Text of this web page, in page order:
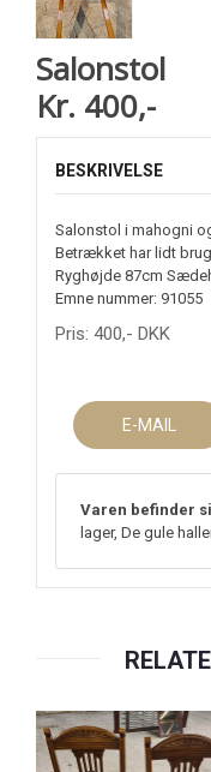
Salonstol
Kr. 400,-
BESKRIVELSE
Salonstol i mahogni
Betrækket har lidt
Ryghøjde 87cm
Emne nummer: 91055
Pris: 400,- DKK
E-MAIL
Varen befinder
lager, De gule